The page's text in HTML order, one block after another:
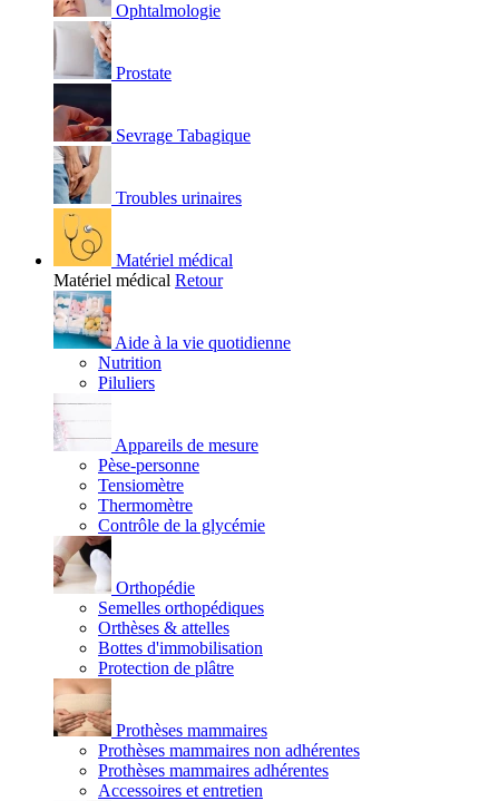
Ophtalmologie
Prostate
Sevrage Tabagique
Troubles urinaires
Matériel médical
Matériel médical Retour
Aide à la vie quotidienne
Nutrition
Piluliers
Appareils de mesure
Pèse-personne
Tensiomètre
Thermomètre
Contrôle de la glycémie
Orthopédie
Semelles orthopédiques
Orthèses & attelles
Bottes d'immobilisation
Protection de plâtre
Prothèses mammaires
Prothèses mammaires non adhérentes
Prothèses mammaires adhérentes
Accessoires et entretien